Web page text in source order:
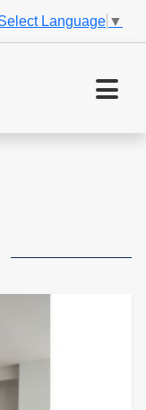
Language ▼